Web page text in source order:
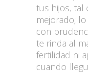
tus hijos, tal
mejorado;
con
te rinda al
fertilidad ni
cuando